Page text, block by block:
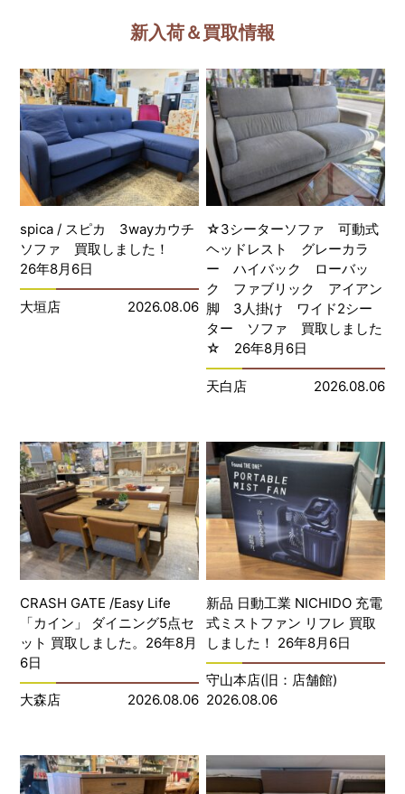
新入荷＆買取情報
spica / スピカ 3wayカウチ
ソファ 買取しました！
26年8月6日
大垣店 2026.08.06
☆3シーターソファ 可動式
ヘッドレスト グレーカラ
ー ハイバック ローバッ
ク ファブリック アイアン
脚 3人掛け ワイド2シー
ター ソファ 買取しました
☆ 26年8月6日
天白店 2026.08.06
CRASH GATE /Easy Life
「カイン」 ダイニング5点セ
ット 買取しました。26年8月
6日
大森店 2026.08.06
新品 日動工業 NICHIDO 充電
式ミストファン リフレ 買取
しました！ 26年8月6日
守山本店(旧：店舗館)
2026.08.06